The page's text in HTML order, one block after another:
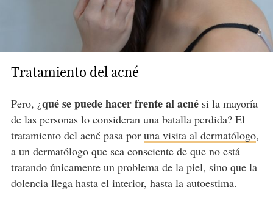
Tratamiento del acné
Pero, ¿qué se puede hacer frente al acnési la mayoría
de las personas lo consideran una batalla perdida? El
tratamiento del acné pasa por una visita al dermatólogo,
a un dermatólogo que sea consciente de que no está
tratando únicamente un problema de la piel, sino que la
dolencia llega hasta el interior, hasta la autoestima.